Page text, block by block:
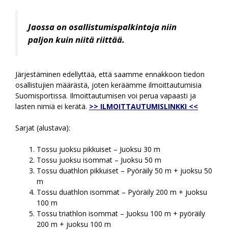
Jaossa on osallistumispalkintoja niin
paljon kuin niitä riittää.
Järjestäminen edellyttää, että saamme ennakkoon tiedon
osallistujien määrästä, joten keräämme ilmoittautumisia
Suomisportissa. Ilmoittautumisen voi perua vapaasti ja
lasten nimiä ei kerätä. >> ILMOITTAUTUMISLINKKI <<
Sarjat (alustava):
Tossu juoksu pikkuiset – Juoksu 30 m
Tossu juoksu isommat – Juoksu 50 m
Tossu duathlon pikkuiset – Pyöräily 50 m + juoksu 50
m
Tossu duathlon isommat – Pyöräily 200 m + juoksu
100 m
Tossu triathlon isommat – Juoksu 100 m + pyöräily
200 m + juoksu 100 m